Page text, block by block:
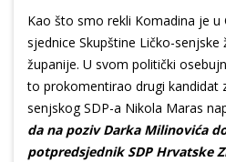
Kao što smo rekli Komadina je u
sjednice Skupštine Ličko-
županije. U svom politički
to prokomentirao drugi kandidat
senjskog SDP-a Nikola Maras
da na poziv Darka Milinovića
potpredsjednik SDP Hrvatske